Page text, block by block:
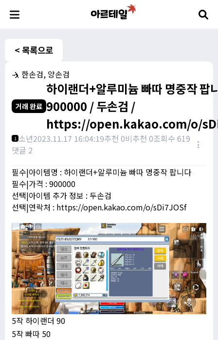
< 목록으로
🤺 한손검, 양손검
거래 완료
하이랜더+알루미늄 빠따 명중작 팝
900000 / 두손검 /
https://open.kakao.com/o/
1 소년2023.11.17 16:04:19추천 0비추천 0조회수 619
댓글 2
필수|아이템명 : 하이랜더+알루미늄 빠따 명중작 팝니다
필수|가격 : 900000
선택|아이템 추가 정보 : 두손검
선택|연락처 : https://open.kakao.com/o/sDi7JOSf
5작 하이랜더 90
5작 빠따 50